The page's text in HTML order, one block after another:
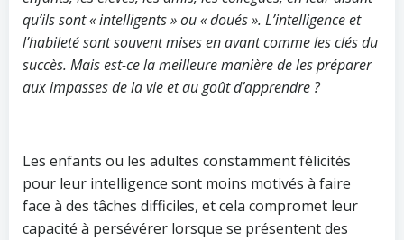
qu’ils sont « intelligents » ou « doués ». L’intelligence et
l’habileté sont souvent mises en avant comme les clés du
succès. Mais est-ce la meilleure manière de les préparer
aux impasses de la vie et au goût d’apprendre ?
Les enfants ou les adultes constamment félicités
pour leur intelligence sont moins motivés à faire
face à des tâches difficiles, et cela compromet leur
capacité à persévérer lorsque se présentent des